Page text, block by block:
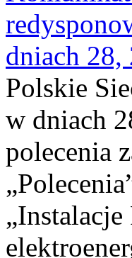
dniach 28,
Polskie
w dniach
polecenia